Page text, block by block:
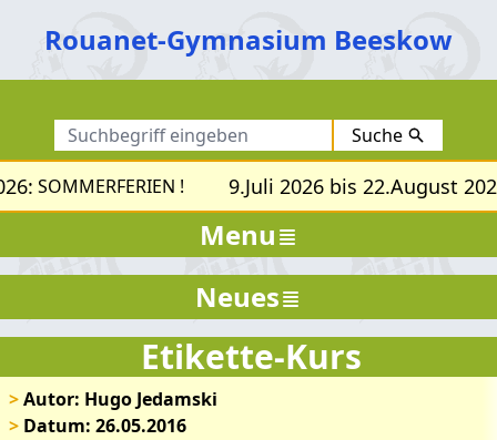
Rouanet-Gymnasium Beeskow
Suche
SOMMERFERIEN ! 9.Juli 2026 bis 22.August
Menu
Etikette-Kurs
>Autor: Hugo Jedamski
> Datum: 26.05.2016
Neues